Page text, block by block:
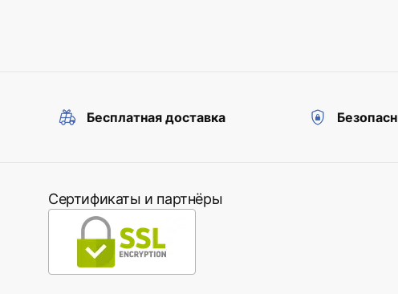
Бесплатная доставка
Сертификаты и партнёры